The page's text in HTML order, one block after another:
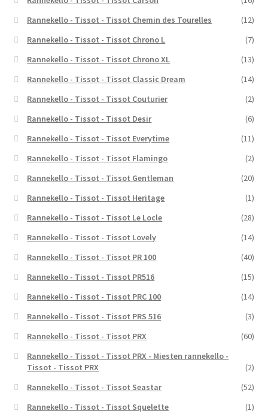
Rannekello - Tissot - Tissot Chemin des Tourelles
(12)
Rannekello - Tissot - Tissot Chrono L
(7)
Rannekello - Tissot - Tissot Chrono XL
(13)
Rannekello - Tissot - Tissot Classic Dream
(14)
Rannekello - Tissot - Tissot Couturier
(2)
Rannekello - Tissot - Tissot Desir
(6)
Rannekello - Tissot - Tissot Everytime
(11)
Rannekello - Tissot - Tissot Flamingo
(2)
Rannekello - Tissot - Tissot Gentleman
(20)
Rannekello - Tissot - Tissot Heritage
(1)
Rannekello - Tissot - Tissot Le Locle
(28)
Rannekello - Tissot - Tissot Lovely
(14)
Rannekello - Tissot - Tissot PR 100
(40)
Rannekello - Tissot - Tissot PR516
(15)
Rannekello - Tissot - Tissot PRC 100
(14)
Rannekello - Tissot - Tissot PRS 516
(3)
Rannekello - Tissot - Tissot PRX
(60)
Rannekello - Tissot - Tissot PRX - Miesten rannekello -
Tissot - Tissot PRX
(2)
Rannekello - Tissot - Tissot Seastar
(52)
Rannekello - Tissot - Tissot Squelette
(1)